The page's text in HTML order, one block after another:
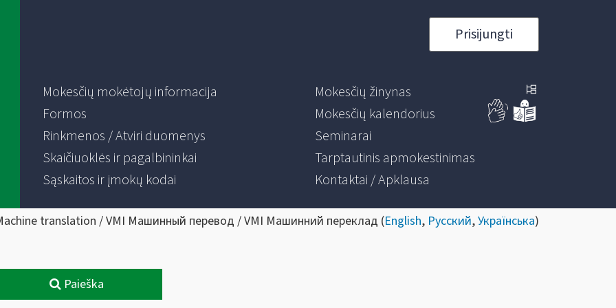
Prisijungti
Mokesčių mokėtojų informacija
Formos
Rinkmenos / Atviri duomenys
Skaičiuoklės ir pagalbininkai
Sąskaitos ir įmokų kodai
Mokesčių žinynas
Mokesčių kalendorius
Seminarai
Tarptautinis apmokestinimas
Kontaktai / Apklausa
translation / VMI Машинный перевод / VMI Машинний переклад (English, Русский,Українська)
Paieška